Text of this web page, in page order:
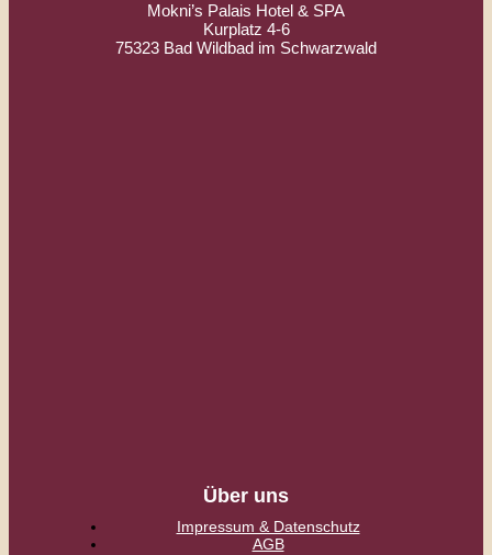
Mokni’s Palais Hotel & SPA
Kurplatz 4-6
75323 Bad Wildbad im Schwarzwald
Über uns
Impressum & Datenschutz
AGB